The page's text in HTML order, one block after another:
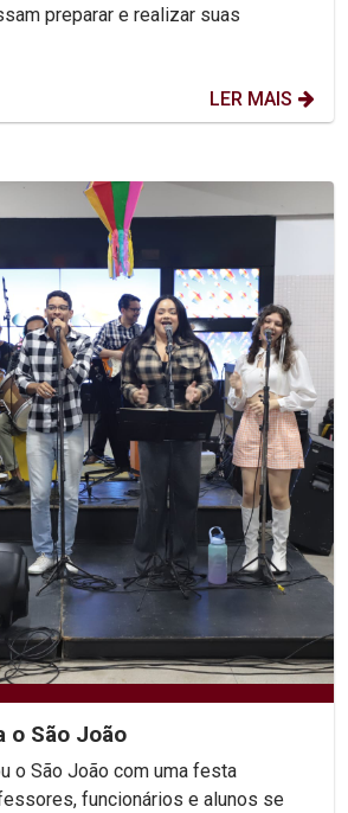
preparar e realizar suas
LER MAIS
o São João
o São João com uma festa
funcionários e alunos se